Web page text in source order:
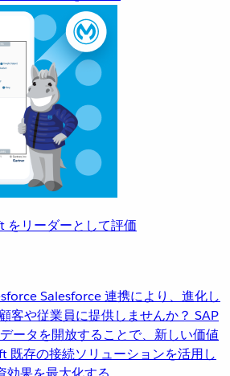
をリーダーとして評価
Salesforce 連携により、進化し
客や従業員に提供しませんか？ SAP
ータを開放することで、新しい価値
既存の接続ソリューションを活用し